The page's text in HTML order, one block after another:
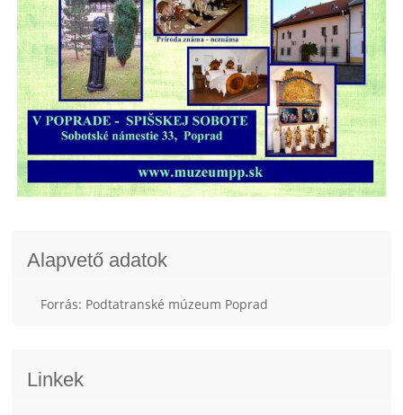
Alapvető adatok
Forrás: Podtatranské múzeum Poprad
Linkek